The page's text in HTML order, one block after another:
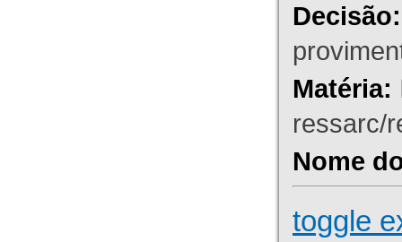
Decisão:
Matéria:
ressarc/
Nome
toggle